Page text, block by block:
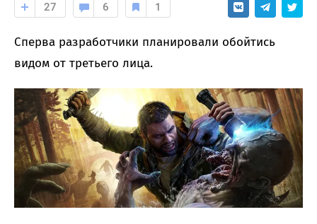
27 6 1
Сперва разработчики планировали обойтись
видом от третьего лица.